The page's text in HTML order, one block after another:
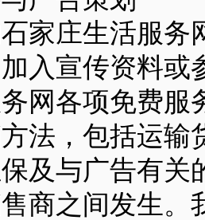
家庄生活服务
入宣传资料或
网各项免费服
法，包括运输
及与广告有关
商之间发生。